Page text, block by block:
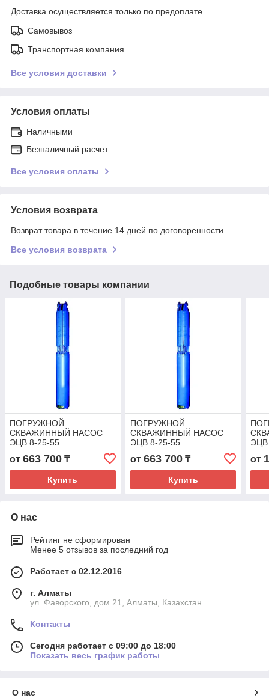
Доставка осуществляется только по предоплате.
Самовывоз
Транспортная компания
Все условия доставки
Условия оплаты
Наличными
Безналичный расчет
Все условия оплаты
Условия возврата
Возврат товара в течение 14 дней по договоренности
Все условия возврата
Подобные товары компании
ПОГРУЖНОЙ
СКВАЖИННЫЙ НАСОС
ЭЦВ 8-25-55
от 663 700 ₸
Купить
ПОГРУЖНОЙ
СКВАЖИННЫЙ НАСОС
ЭЦВ 8-25-55
от 663 700₸
Купить
ЭЦВ
от
О нас
Рейтинг не сформирован
Менее 5 отзывов за последний год
Работает с 02.12.2016
г. Алматы
ул. Фаворского, дом 21, Алматы, Казахстан
Контакты
Сегодня работает с 09:00 до 18:00
Показать весь график работы
О нас